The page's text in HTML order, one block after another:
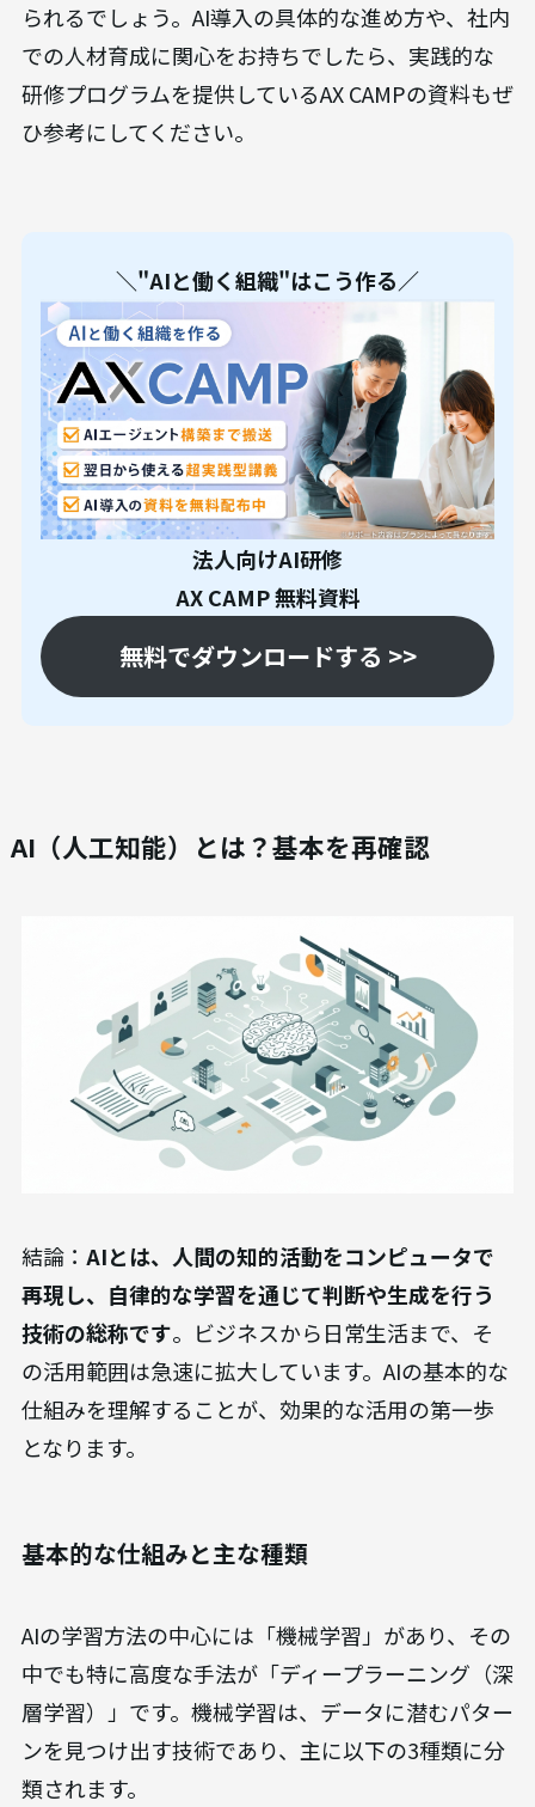
られるでしょう。AI導入の具体的な進め方や、社内
での人材育成に関心をお持ちでしたら、実践的な
研修プログラムを提供しているAX CAMPの資料もぜ
ひ参考にしてください。
＼"AIと働く組織"はこう作る／
法人向けAI研修
AX CAMP 無料資料
無料でダウンロードする >>
AI（人工知能）とは？基本を再確認
結論： AIとは、人間の知的活動をコンピュータで
再現し、自律的な学習を通じて判断や生成を行う
技術の総称です。ビジネスから日常生活まで、そ
の活用範囲は急速に拡大しています。AIの基本的な
仕組みを理解することが、効果的な活用の第一歩
となります。
基本的な仕組みと主な種類
AIの学習方法の中心には「機械学習」があり、その
中でも特に高度な手法が「ディープラーニング（深
層学習）」です。機械学習は、データに潜むパター
ンを見つけ出す技術であり、主に以下の3種類に分
類されます。